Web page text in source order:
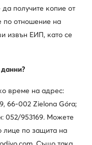
получите копие от
по отношение на
извън ЕИП, като се
време на адрес:
66-002 Zielona Góra;
052/953169. Можете
лице по защита на